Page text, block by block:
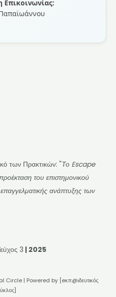
Επικοινωνίας:
των Πρακτικών: "Το Escape
του επιστημονικού
ανάπτυξης των
3 | 2025
| Powered by [eκπ@ιδευτικός